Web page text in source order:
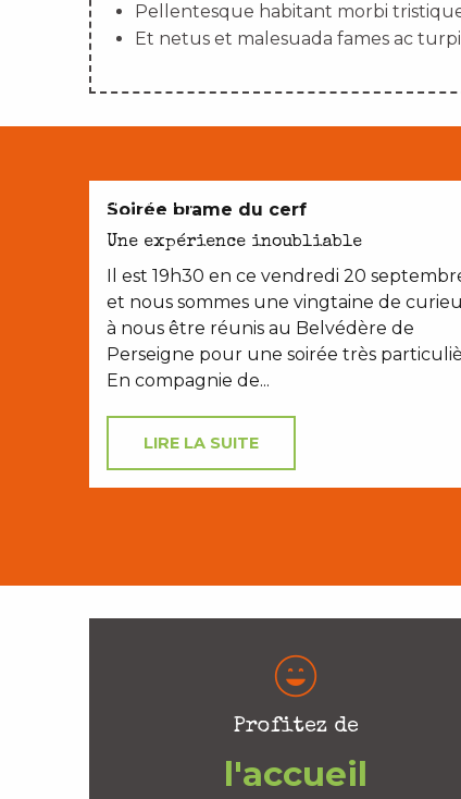
Pellentesque habitant morbi
Et netus et malesuada fames ac
EN COUPLE
Soirée brame du cerf
Une expérience inoubliable
Il est 19h30 en ce vendredi 20
et nous sommes une vingtaine de
à nous être réunis au Belvédère de
Perseigne pour une soirée très
En compagnie de...
LIRE LA SUITE
Profitez de
l'accueil